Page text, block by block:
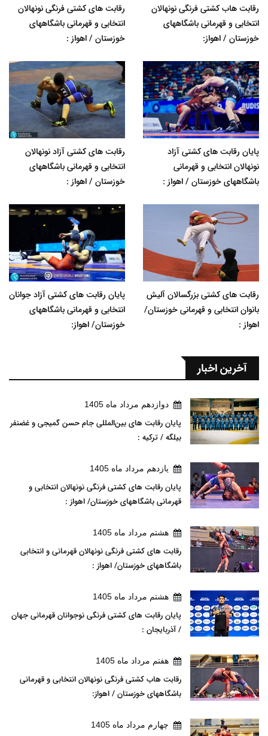
رقابت هاب کشتی فرنگی نونهالان
انتخابی و قهرمانی باشگاههای
خوزستان / اهواز:
رقابت های کشتی فرنگی نونهالان
انتخابی و قهرمانی باشگاههای
خوزستان / اهواز :
پایان رقابت های کشتی آزاد
نونهالان انتخابی و قهرمانی
باشگاههای خوزستان / اهواز :
رقابت های کشتی آزاد نونهالان
انتخابی و قهرمانی باشگاههای
خوزستان / اهواز :
رقابت های کشتی بزرگسالان آلیش
بانوان انتخابی و قهرمانی خوزستان/
اهواز :
پایان رقابت های کشتی آزاد جوانان
انتخابی و قهرمانی باشگاههای
خوزستان/ اهواز:
آخرین اخبار
دوازدهم مرداد ماه 1405
پایان رقابت های بین‌المللی جام حسن گمیجی و غضنفر
بیلگه / ترکیه :
يازدهم مرداد ماه 1405
پایان رقابت های کشتی فرنگی نونهالان انتخابی و
قهرمانی باشگاههای خوزستان/ اهواز :
هشتم مرداد ماه 1405
رقابت های کشتی فرنگی نونهالان قهرمانی و انتخابی
باشگاههای خوزستان/ اهواز :
هشتم مرداد ماه 1405
پایان رقابت های کشتی فرنگی نوجوانان قهرمانی جهان
/ آذربایجان :
هفتم مرداد ماه 1405
رقابت هاب کشتی فرنگی نونهالان انتخابی و قهرمانی
باشگاههای خوزستان / اهواز:
چهارم مرداد ماه 1405